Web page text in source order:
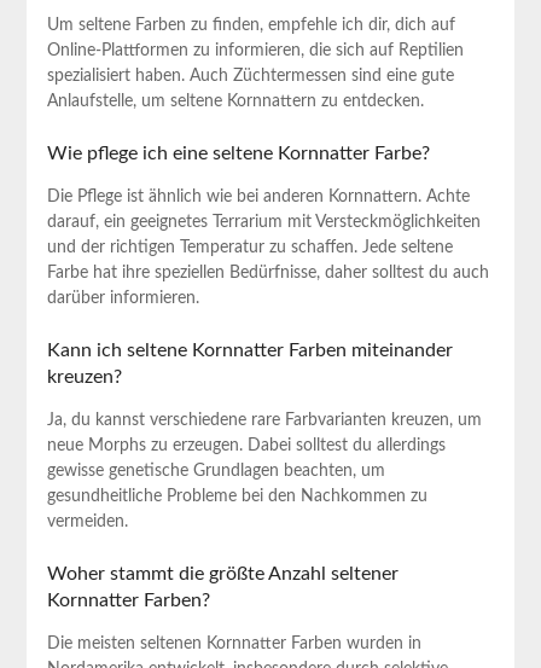
Um seltene ⁤Farben zu‌ finden, empfehle ich dir, dich auf ​
Online-Plattformen zu informieren, die ⁤sich auf Reptilien
spezialisiert⁣ haben. Auch Züchtermessen sind⁣ eine gute
Anlaufstelle, ‍um seltene Kornnattern zu entdecken.
Wie pflege ich eine​ seltene Kornnatter ⁢Farbe?
Die Pflege‍ ist ⁢ähnlich wie bei anderen Kornnattern. ⁤Achte
‌darauf, ein geeignetes Terrarium mit Versteckmöglichkeiten
und der ‍richtigen Temperatur zu schaffen. Jede seltene
‍Farbe hat ihre ⁤speziellen Bedürfnisse, daher solltest ⁢du⁣ auch⁢
darüber informieren.
Kann​ ich‌ seltene⁢ Kornnatter Farben miteinander
kreuzen?
Ja, du kannst verschiedene rare⁢ Farbvarianten kreuzen, um
⁤neue Morphs zu ⁤erzeugen. Dabei solltest du allerdings
gewisse‍ genetische‌ Grundlagen ⁤beachten, um
gesundheitliche Probleme⁤ bei den ​Nachkommen zu⁣
vermeiden.
Woher stammt die größte‌ Anzahl seltener
Kornnatter⁤ Farben?
Die meisten seltenen‌ Kornnatter ⁣Farben wurden in